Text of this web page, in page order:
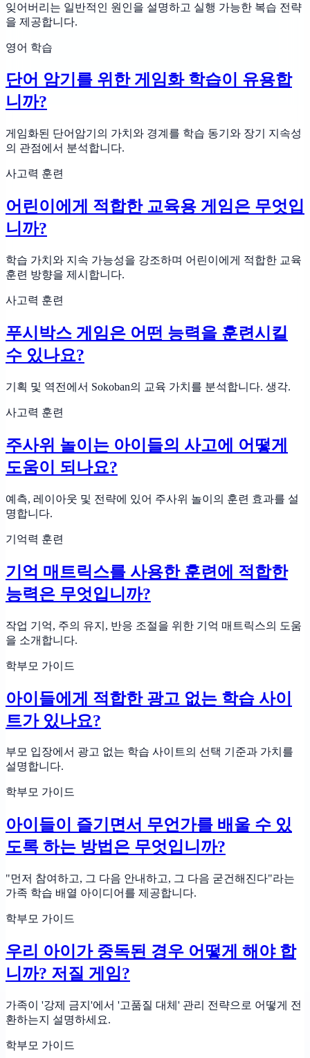
잊어버리는 일반적인 원인을 설명하고 실행 가능한 복습 전략
을 제공합니다.
영어 학습
단어 암기를 위한 게임화 학습이 유용합
니까?
게임화된 단어암기의 가치와 경계를 학습 동기와 장기 지속성
의 관점에서 분석합니다.
사고력 훈련
어린이에게 적합한 교육용 게임은 무엇입
니까?
학습 가치와 지속 가능성을 강조하며 어린이에게 적합한 교육
훈련 방향을 제시합니다.
사고력 훈련
푸시박스 게임은 어떤 능력을 훈련시킬
수 있나요?
기획 및 역전에서 Sokoban의 교육 가치를 분석합니다. 생각.
사고력 훈련
주사위 놀이는 아이들의 사고에 어떻게
도움이 되나요?
예측, 레이아웃 및 전략에 있어 주사위 놀이의 훈련 효과를 설
명합니다.
기억력 훈련
기억 매트릭스를 사용한 훈련에 적합한
능력은 무엇입니까?
작업 기억, 주의 유지, 반응 조절을 위한 기억 매트릭스의 도움
을 소개합니다.
학부모 가이드
아이들에게 적합한 광고 없는 학습 사이
트가 있나요?
부모 입장에서 광고 없는 학습 사이트의 선택 기준과 가치를
설명합니다.
학부모 가이드
아이들이 즐기면서 무언가를 배울 수 있
도록 하는 방법은 무엇입니까?
"먼저 참여하고, 그 다음 안내하고, 그 다음 굳건해진다"라는
가족 학습 배열 아이디어를 제공합니다.
학부모 가이드
우리 아이가 중독된 경우 어떻게 해야 합
니까? 저질 게임?
가족이 '강제 금지'에서 '고품질 대체' 관리 전략으로 어떻게 전
환하는지 설명하세요.
학부모 가이드